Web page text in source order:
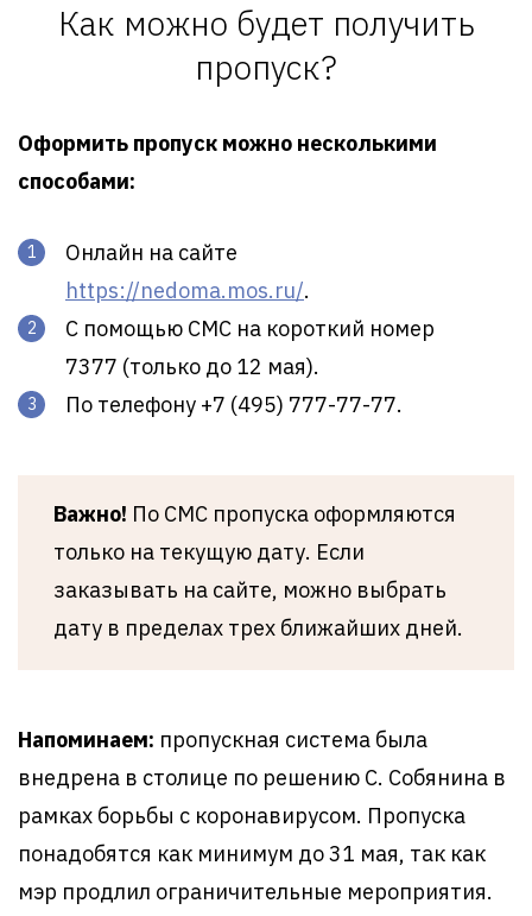
Как можно будет получить
пропуск?
Оформить пропуск можно несколькими
способами:
Онлайн на сайте
https://nedoma.mos.ru/.
С помощью СМС на короткий номер
7377 (только до 12 мая).
По телефону +7 (495) 777-77-77.
Важно! По СМС пропуска оформляются
только на текущую дату. Если
заказывать на сайте, можно выбрать
дату в пределах трех ближайших дней.
Напоминаем: пропускная система была
внедрена в столице по решению С. Собянина в
рамках борьбы с коронавирусом. Пропуска
понадобятся как минимум до 31 мая, так как
мэр продлил ограничительные мероприятия.